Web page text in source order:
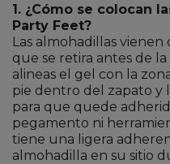
1. ¿Cómo se colocan
Party Feet?
Las almohadillas
que se retira antes de
alineas el gel con la
pie dentro del zapato y
para que quede
pegamento ni
tiene una ligera
almohadilla en su sitio